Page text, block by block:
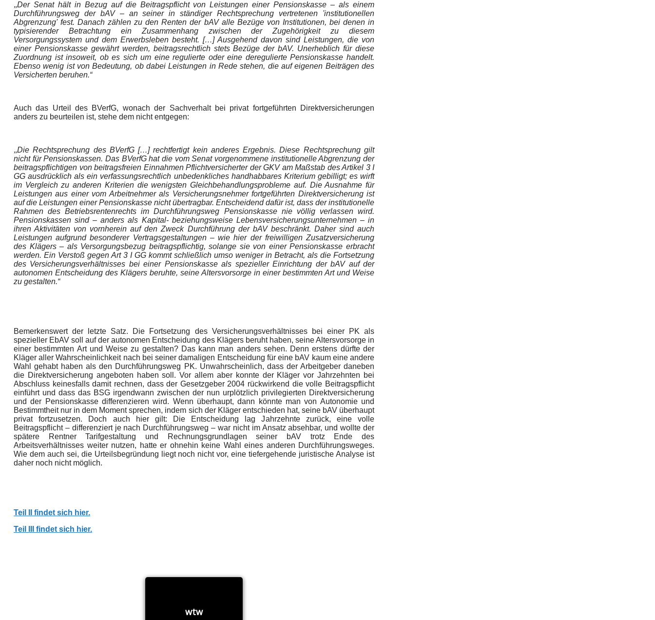
„Der Senat hält in Bezug auf die Beitragspflicht von Leistungen einer Pensionskasse – als einem
Durchführungsweg der bAV – an seiner in ständiger Rechtsprechung vertretenen 'institutionellen
Abgrenzung' fest. Danach zählen zu den Renten der bAV alle Bezüge von Institutionen, bei denen in
typisierender Betrachtung ein Zusammenhang zwischen der Zugehörigkeit zu diesem
Versorgungssystem und dem Erwerbsleben besteht. […] Ausgehend davon sind Leistungen, die von
einer Pensionskasse gewährt werden, beitragsrechtlich stets Bezüge der bAV. Unerheblich für diese
Zuordnung ist insoweit, ob es sich um eine regulierte oder eine deregulierte Pensionskasse handelt.
Ebenso wenig ist von Bedeutung, ob dabei Leistungen in Rede stehen, die auf eigenen Beiträgen des
Versicherten beruhen.“
Auch das Urteil des BVerfG, wonach der Sachverhalt bei privat fortgeführten Direktversicherungen
anders zu beurteilen ist, stehe dem nicht entgegen:
„Die Rechtsprechung des BVerfG […] rechtfertigt kein anderes Ergebnis. Diese Rechtsprechung gilt
nicht für Pensionskassen. Das BVerfG hat die vom Senat vorgenommene institutionelle Abgrenzung der
beitragspflichtigen von beitragsfreien Einnahmen Pflichtversicherter der GKV am Maßstab des Artikel 3 I
GG ausdrücklich als ein verfassungsrechtlich unbedenkliches handhabbares Kriterium gebilligt; es wirft
im Vergleich zu anderen Kriterien die wenigsten Gleichbehandlungsprobleme auf. Die Ausnahme für
Leistungen aus einer vom Arbeitnehmer als Versicherungsnehmer fortgeführten Direktversicherung ist
auf die Leistungen einer Pensionskasse nicht übertragbar. Entscheidend dafür ist, dass der institutionelle
Rahmen des Betriebsrentenrechts im Durchführungsweg Pensionskasse nie völlig verlassen wird.
Pensionskassen sind – anders als Kapital- beziehungsweise Lebensversicherungsunternehmen – in
ihren Aktivitäten von vornherein auf den Zweck Durchführung der bAV beschränkt. Daher sind auch
Leistungen aufgrund besonderer Vertragsgestaltungen – wie hier der freiwilligen Zusatzversicherung
des Klägers – als Versorgungsbezug beitragspflichtig, solange sie von einer Pensionskasse erbracht
werden. Ein Verstoß gegen Art 3 I GG kommt schließlich umso weniger in Betracht, als die Fortsetzung
des Versicherungsverhältnisses bei einer Pensionskasse als spezieller Einrichtung der bAV auf der
autonomen Entscheidung des Klägers beruhte, seine Altersvorsorge in einer bestimmten Art und Weise
zu gestalten.“
Bemerkenswert der letzte Satz. Die Fortsetzung des Versicherungsverhältnisses bei einer PK als
spezieller EbAV soll auf der autonomen Entscheidung des Klägers beruht haben, seine Altersvorsorge in
einer bestimmten Art und Weise zu gestalten? Das kann man anders sehen. Denn erstens dürfte der
Kläger aller Wahrscheinlichkeit nach bei seiner damaligen Entscheidung für eine bAV kaum eine andere
Wahl gehabt haben als den Durchführungsweg PK. Unwahrscheinlich, dass der Arbeitgeber daneben
die Direktversicherung angeboten haben soll. Vor allem aber konnte der Kläger vor Jahrzehnten bei
Abschluss keinesfalls damit rechnen, dass der Gesetzgeber 2004 rückwirkend die volle Beitragspflicht
einführt und dass das BSG irgendwann zwischen der nun urplötzlich privilegierten Direktversicherung
und der Pensionskasse differenzieren wird. Wenn überhaupt, dann könnte man von Autonomie und
Bestimmtheit nur in dem Moment sprechen, indem sich der Kläger entschieden hat, seine bAV überhaupt
privat fortzusetzen. Doch auch hier gilt: Die Entscheidung lag Jahrzehnte zurück, eine volle
Beitragspflicht – differenziert je nach Durchführungsweg – war nicht im Ansatz absehbar, und wollte der
spätere Rentner Tarifgestaltung und Rechnungsgrundlagen seiner bAV trotz Ende des
Arbeitsverhältnisses weiter nutzen, hatte er ohnehin keine Wahl eines anderen Durchführungsweges.
Wie dem auch sei, die Urteilsbegründung liegt noch nicht vor, einetiefergehende juristische Analyse ist
daher noch nicht möglich.
Teil II findet sich hier.
Teil III findet sich hier.
wtw